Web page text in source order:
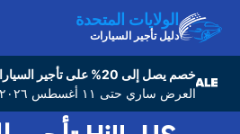
الولايات المتحدة
دليل تأجير السيارات
خصم يصل إلى 20% على تأجير السيارات في جميع أنحاء العالم
العرض ساري حتى ١١ أغسطس ٢٠٢٦ - استفد منه اليوم!